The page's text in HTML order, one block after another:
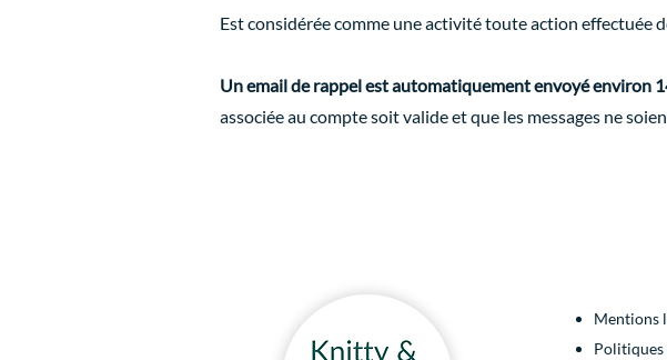
Est considérée comme une activité toute action effectuée
Un email de rappel est automatiquement envoyé environ
associée au compte soit valide et que les messages ne
Mentions